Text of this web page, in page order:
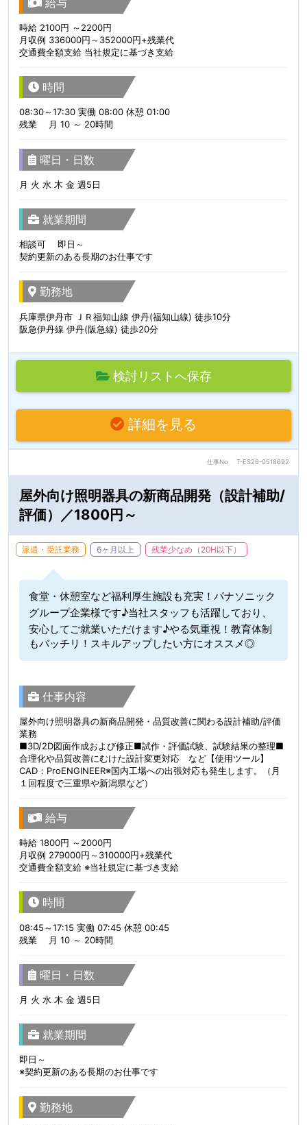
時給 2100円 ～2200円
月収例 336000円～352000円+残業代
交通費全額支給 当社規定に基づき支給
時間
08:30～17:30 実働 08:00 休憩 01:00
残業 月 10 ～ 20時間
曜日・日数
月 火 水 木 金 週5日
就業期間
相談可 即日～
契約更新のある長期のお仕事です
勤務地
兵庫県伊丹市 ＪＲ福知山線 伊丹(福知山線) 徒歩10分
阪急伊丹線 伊丹(阪急線) 徒歩20分
検討リストへ保存
詳細を見る
仕事No T-ES26-0518692
屋外向け照明器具の新商品開発（設計補助/
評価）／1800円～
派遣・受託業務 6ヶ月以上 残業少なめ（20H以下）
食堂・休憩室など福利厚生施設も充実！パナソニック
グループ企業様です♪当社スタッフも活躍しており、
安心してご就業いただけます♪やる気重視！教育体制
もバッチリ！スキルアップしたい方にオススメ◎
仕事内容
屋外向け照明器具の新商品開発・品質改善に関わる設計補助/評価
業務
■3D/2D図面作成および修正■試作・評価試験、試験結果の整理■
合理化や品質改善にむけた設計変更対応 など【使用ツール】
CAD：ProENGINEER※国内工場への出張対応も発生します。（月
１回程度で三重県や新潟県など）
給与
時給 1800円 ～2000円
月収例 279000円～310000円+残業代
交通費全額支給 ※当社規定に基づき支給
時間
08:45～17:15 実働 07:45 休憩 00:45
残業 月 10 ～ 20時間
曜日・日数
月 火 水 木 金 週5日
就業期間
即日～
※契約更新のある長期のお仕事です
勤務地